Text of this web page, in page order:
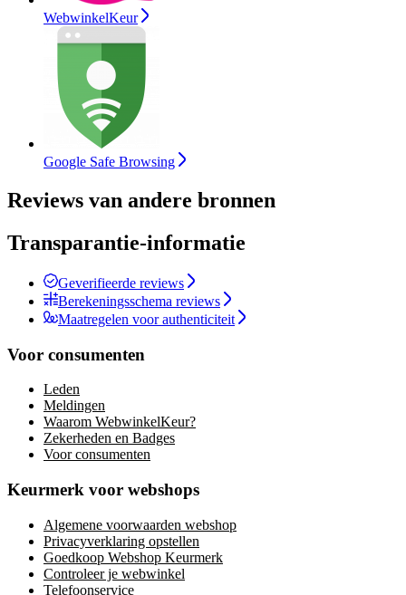
WebwinkelKeur
Google Safe Browsing
Reviews van andere bronnen
Transparantie-informatie
Geverifieerde reviews
Berekeningsschema reviews
Maatregelen voor authenticiteit
Voor consumenten
Leden
Meldingen
Waarom WebwinkelKeur?
Zekerheden en Badges
Voor consumenten
Keurmerk voor webshops
Algemene voorwaarden webshop
Privacyverklaring opstellen
Goedkoop Webshop Keurmerk
Controleer je webwinkel
Telefoonservice